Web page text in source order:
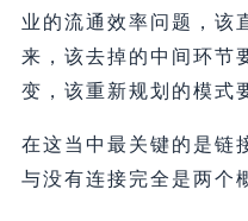
业的流通效率问题，该
来，该去掉的中间环节
变，该重新规划的模式
在这当中最关键的是链
与没有连接完全是两个